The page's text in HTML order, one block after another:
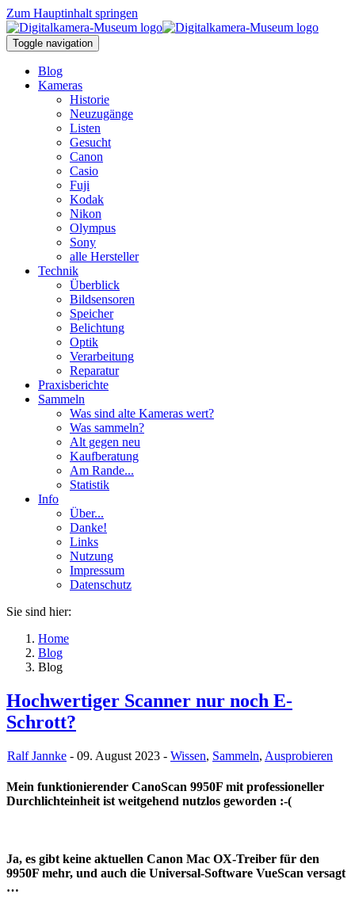
Zum Hauptinhalt springen
Toggle navigation
Blog
Kameras
Historie
Neuzugänge
Listen
Gesucht
Canon
Casio
Fuji
Kodak
Nikon
Olympus
Sony
alle Hersteller
Technik
Überblick
Bildsensoren
Speicher
Belichtung
Optik
Verarbeitung
Reparatur
Praxisberichte
Sammeln
Was sind alte Kameras wert?
Was sammeln?
Alt gegen neu
Kaufberatung
Am Rande...
Statistik
Info
Über...
Danke!
Links
Nutzung
Impressum
Datenschutz
Sie sind hier:
Home
Blog
Blog
Hochwertiger Scanner nur noch E-
Schrott?
Ralf Jannke - 09. August 2023 - Wissen, Sammeln, Ausprobieren
Mein funktionierender CanoScan 9950F mit professioneller
Durchlichteinheit ist weitgehend nutzlos geworden :-(
Ja, es gibt keine aktuellen Canon Mac OX-Treiber für den
9950F mehr, und auch die Universal-Software VueScan versagt
…